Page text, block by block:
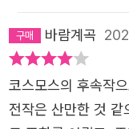
이겨 낼 수 있다는 것
과학자들의 말에 귀를
2020년 1월 1일
앤 드루얀
나의 책! 칼 세이건의 첫 <코스모스>와 마찬가지로 모두 13
장으로 구성되어
의 첫 책과 마찬가지
로 씌어진 책으로,
터리에 다 담지 못
바람계곡
코스모스의 후속작
전작은 산만한 것 같